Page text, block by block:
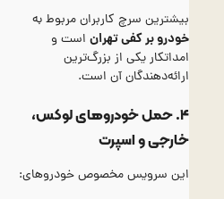
بیشترین سرچ کاربران مربوط به
خودرو بر کفی تهراناست و
امداتکار یکی از بزرگ‌ترین
ارائه‌دهندگان آن است.
۴.حمل خودروهای لوکس،
خارجی و اسپرت
این سرویس مخصوص خودروهای: